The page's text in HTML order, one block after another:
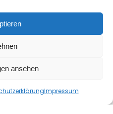
ansehen
Impressum